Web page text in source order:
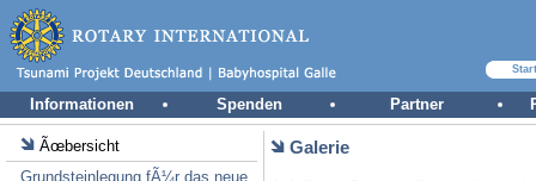
Informationen Spenden Partner
Ãœbersicht
Grundsteinlegung fÃ¼r das neue
Galerie